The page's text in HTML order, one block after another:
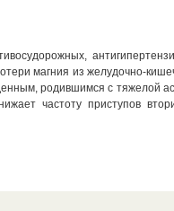
магния из желудочно-
родившимся с тяжелой
частоту приступов